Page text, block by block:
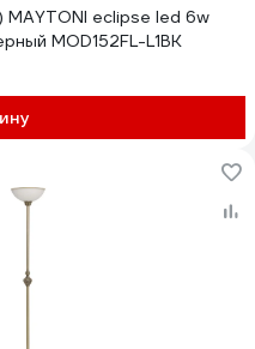
eclipse led 6w
MOD152FL-L1BK